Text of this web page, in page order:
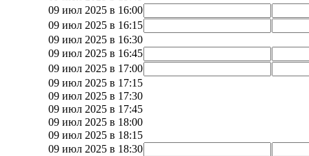
09 июл 2025 в 16:00
09 июл 2025 в 16:15
09 июл 2025 в 16:30
09 июл 2025 в 16:45
09 июл 2025 в 17:00
09 июл 2025 в 17:15
09 июл 2025 в 17:30
09 июл 2025 в 17:45
09 июл 2025 в 18:00
09 июл 2025 в 18:15
09 июл 2025 в 18:30